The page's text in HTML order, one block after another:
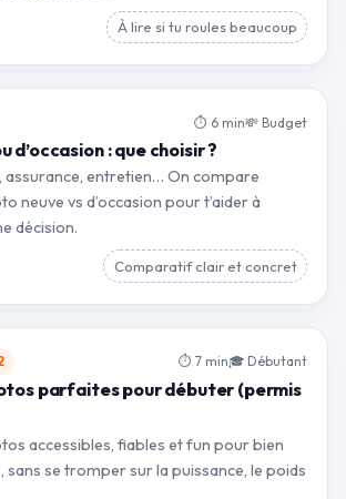
À lire si tu roules beaucoup
⏱ 6 min💸 Budget
d’occasion : que choisir ?
assurance, entretien… On compare
neuve vs d’occasion pour t’aider à
décision.
Comparatif clair et concret
⏱ 7 min🎓 Débutant
parfaites pour débuter (permis
accessibles, fiables et fun pour bien
sans se tromper sur la puissance, le poids